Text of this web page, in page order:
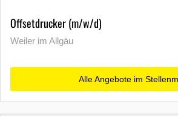
Offsetdrucker (m/w/d)
Weiler im Allgäu
Alle Angebote im